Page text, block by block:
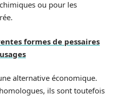
ou pour les
formes de pessaires
alternative économique.
ils sont toutefois